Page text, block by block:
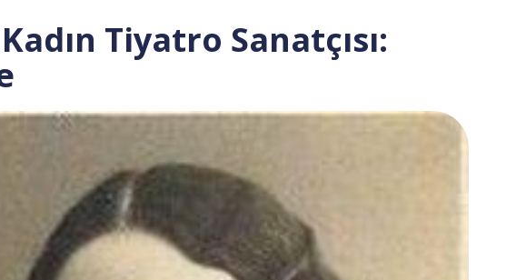
Tiyatro Sanatçısı: